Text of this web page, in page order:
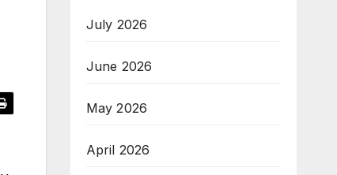
July 2026
June 2026
May 2026
April 2026